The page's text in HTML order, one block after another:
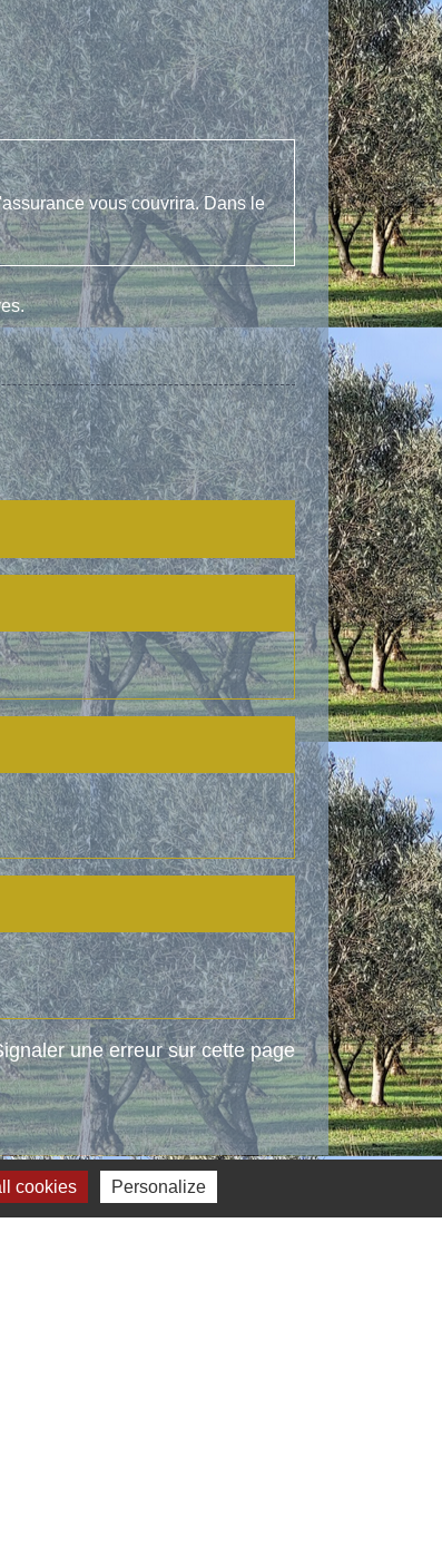
vous couvrira. Dans le
une erreur sur cette page
cookies Personalize